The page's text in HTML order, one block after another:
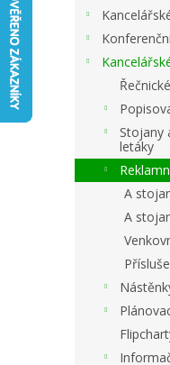
l
Stojany
letáky
A
A